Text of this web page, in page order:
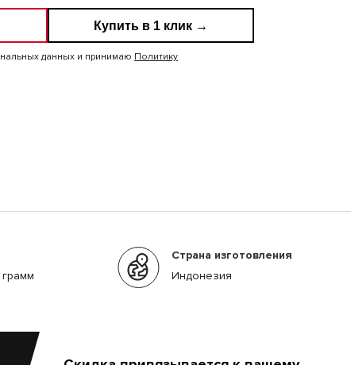
данных и принимаю Политику
Купить в 1 клик →
Страна изготовления
Индонезия